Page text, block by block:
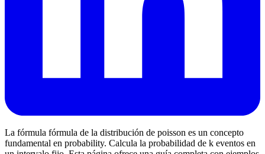
La fórmula fórmula de la distribución de poisson es un concepto
fundamental en probability. Calcula la probabilidad de k eventos en